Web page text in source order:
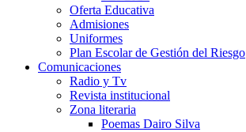
Oferta Educativa
Admisiones
Uniformes
Plan Escolar de Gestión del Riesgo
Comunicaciones
Radio y Tv
Revista institucional
Zona literaria
Poemas Dairo Silva